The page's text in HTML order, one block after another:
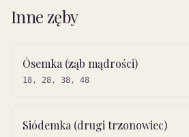
Inne zęby
Ósemka (ząb mądrości)
18, 28, 38, 48
Siódemka (drugi trzonowiec)